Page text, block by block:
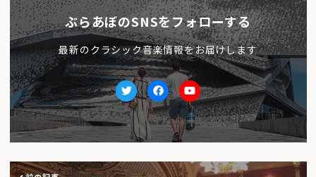
ぶらあぼのSNSをフォローする
最新のクラシック音楽情報をお届けします
TwitterfacebookYoutube